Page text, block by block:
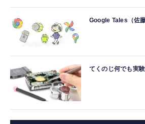
Google Tales（佐藤
てくのじ何でも実